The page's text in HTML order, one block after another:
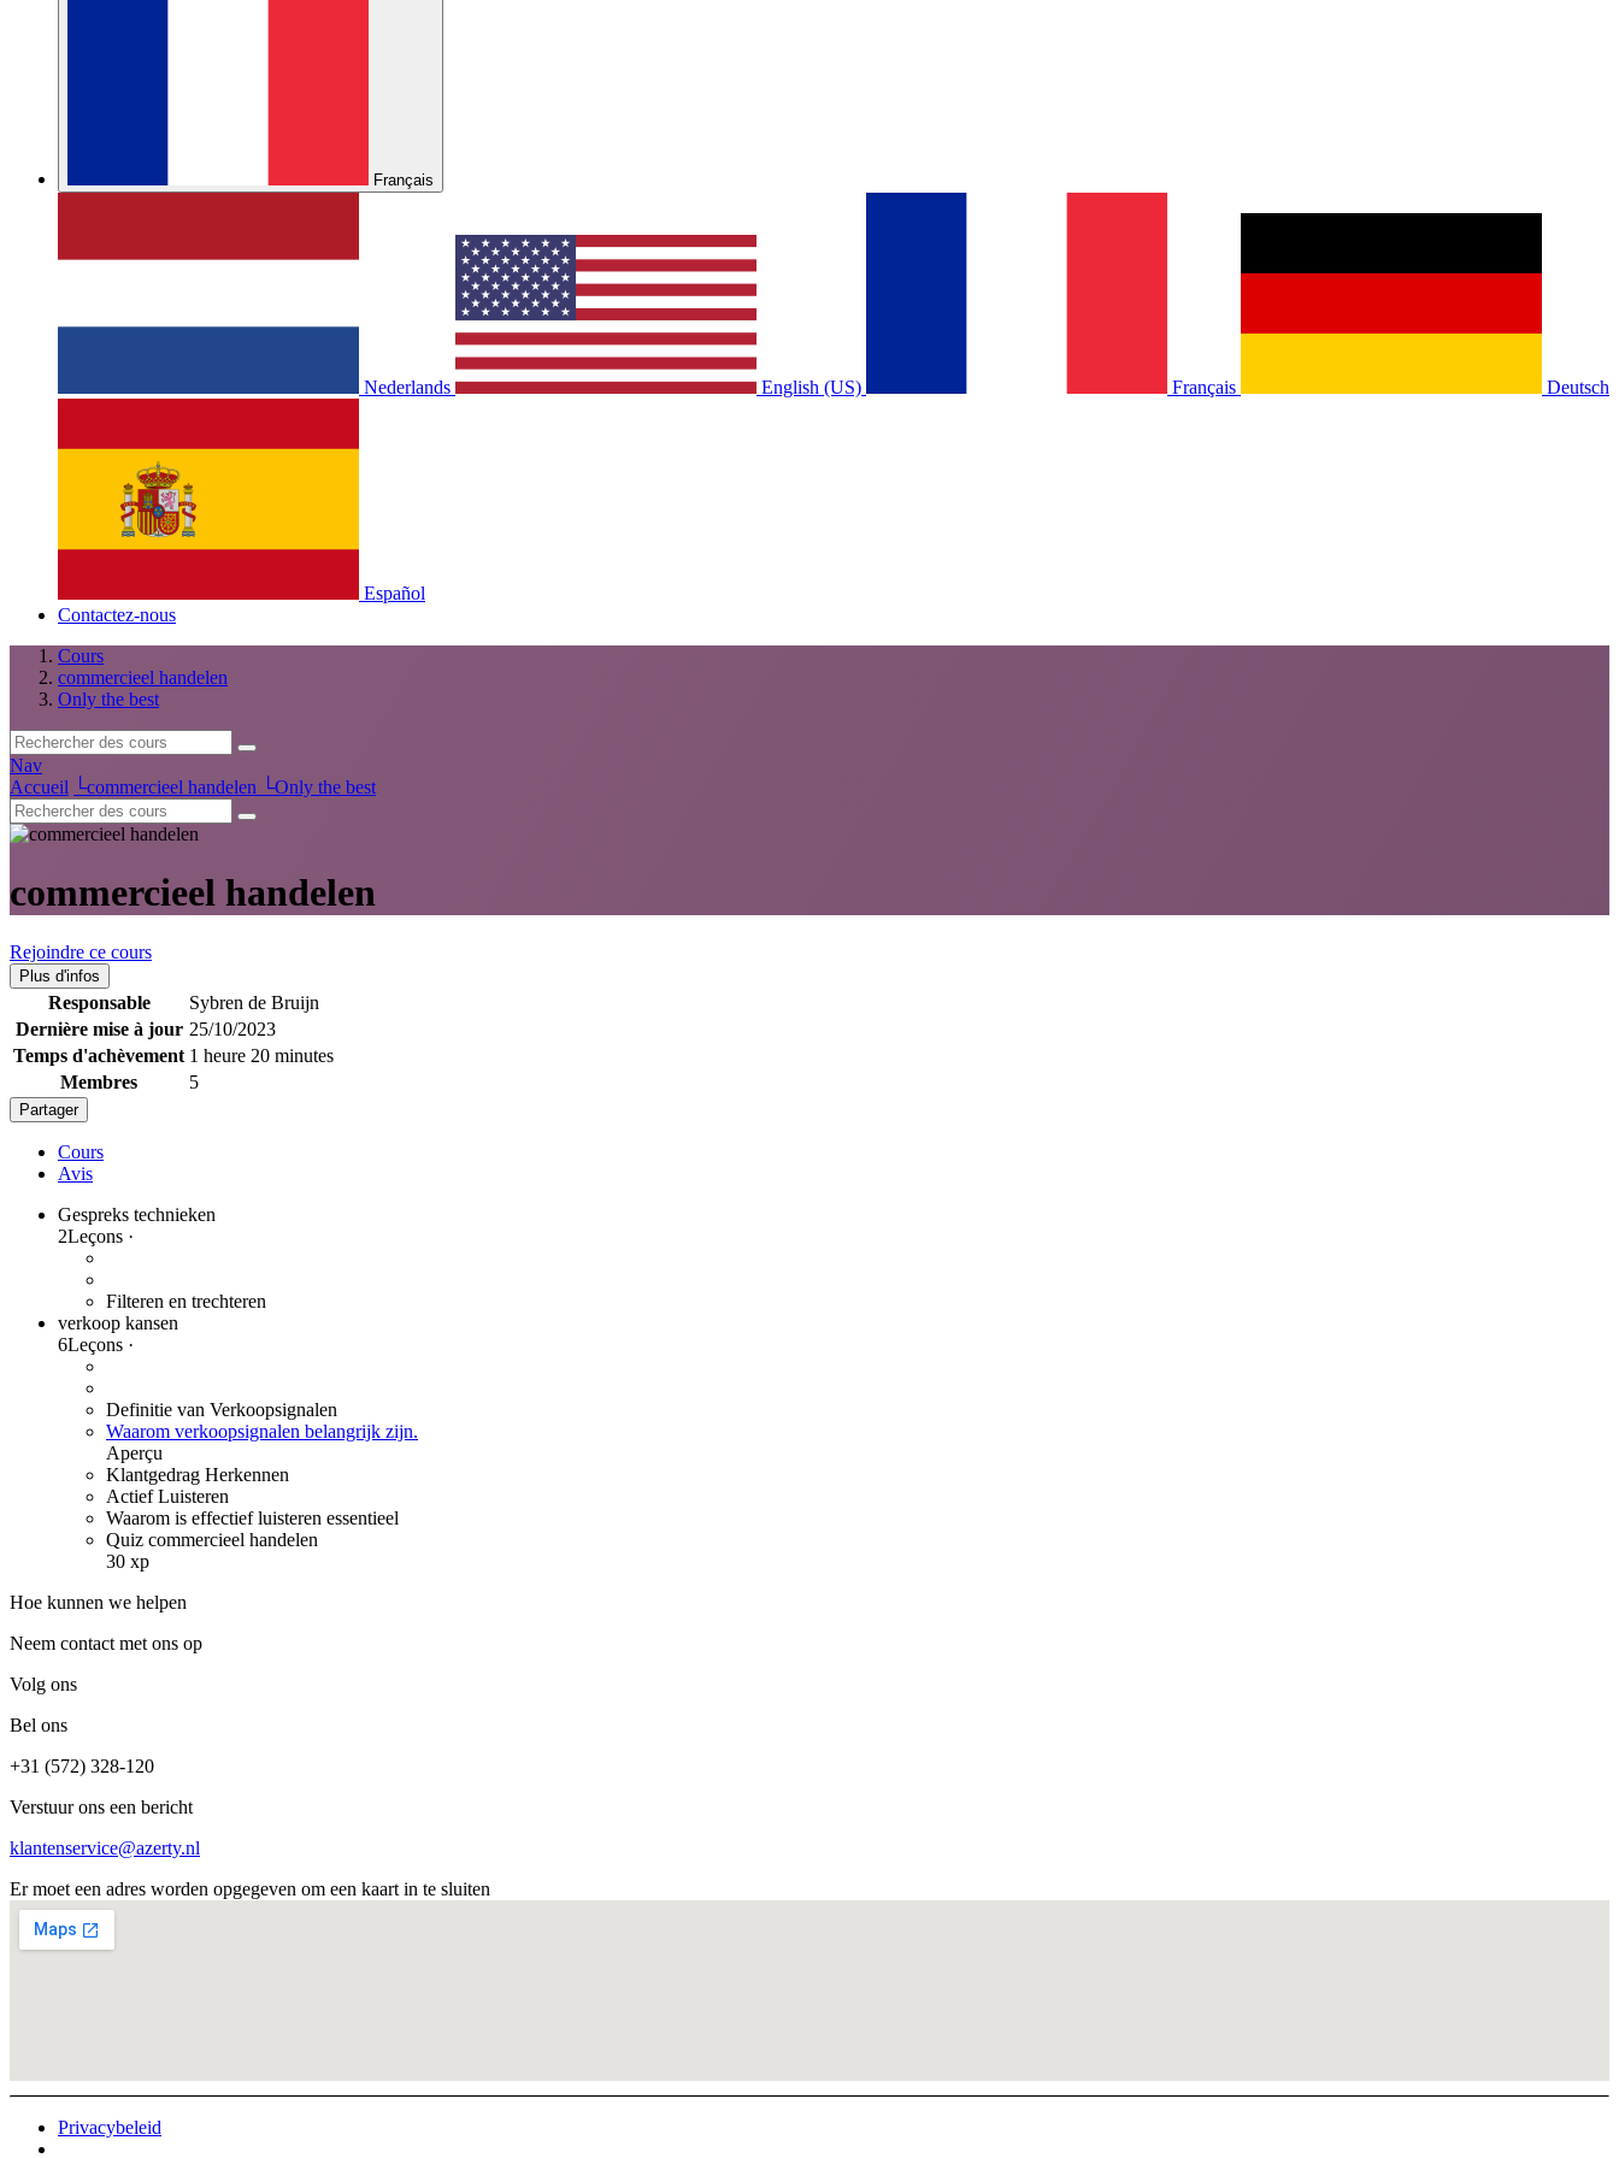
Français
Nederlands English (US) Français Deutsch
Español
Contactez-nous
Cours
commercieel handelen
Only the best
Nav
Accueil └commercieel handelen └Only the best
commercieel handelen
Rejoindre ce cours
Plus d'infos
Responsable
Sybren de Bruijn
Dernière mise à jour 25/10/2023
Temps d'achèvement 1 heure 20 minutes
Membres
5
Partager
Cours
Avis
Gespreks technieken
2Leçons ·
Filteren en trechteren
verkoop kansen
6Leçons ·
Definitie van Verkoopsignalen
Waarom verkoopsignalen belangrijk zijn.
Aperçu
Klantgedrag Herkennen
Actief Luisteren
Waarom is effectief luisteren essentieel
Quiz commercieel handelen
30 xp
Hoe kunnen we helpen
Neem contact met ons op
Volg ons
Bel ons
+31 (572) 328-120
Verstuur ons een bericht
klantenservice@azerty.nl
Er moet een adres worden opgegeven om een kaart in te sluiten
Privacybeleid